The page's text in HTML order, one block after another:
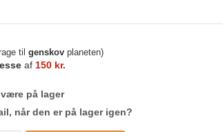
til genskov planeten)
af 150 kr.
på lager
når den er på lager igen?